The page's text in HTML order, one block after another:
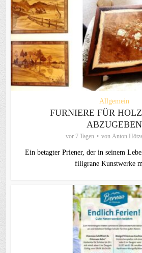
Allgemein
FURNIERE FÜR
ABZUGEBEN
vor 7 Tagen von Anton
Ein betagter Priener, der in seinem
filigrane Kunstwerke